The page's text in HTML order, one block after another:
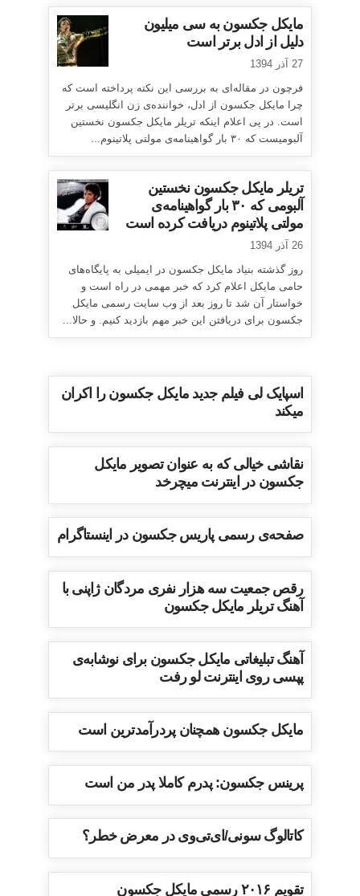
مایکل جکسون به سی میلیون
دلیل از ادل برتر است
27 آذر 1394
فرچون در مقاله‌ای به بررسی این نکته پرداخته است که
چرا مایکل جکسون از ادل، خواننده‌ی زن انگلیسی برتر
است. در پی اعلام اینکه تریلر مایکل جکسون نخستین
آلبومیست که ۳۰ بار گواهینامه‌ی مولتی پلاتینوم...
تریلر مایکل جکسون نخستین
آلبومی که ۳۰ بار گواهینامه‌ی
مولتی پلاتینوم دریافت کرده است
26 آذر 1394
روز گذشته بنیاد مایکل جکسون در ایمیلی به پایگاه‌های
حامی مایکل اعلام کرد که خبر مهمی در راه است و
خواستار آن شد تا روز بعد از وب سایت رسمی مایکل
جکسون برای دریافتن این خبر مهم بازدید کنیم. و حالا...
اسپایک لی فیلم جدید مایکل جکسون را اکران
میکند
نقاشی خیالی که به عنوان تصویر مایکل
جکسون در اینترنت میچرخد
صفحه‌ی رسمی پاریس جکسون در اینستاگرام
رقص جمعیت سه هزار نفری مردگان ژاپنی با
آهنگ تریلر مایکل جکسون
آهنگ تبلیغاتی مایکل جکسون برای نوشابه‌ی
پپسی روی اینترنت لو رفت
مایکل جکسون همچنان پردرآمدترین است
پرینس جکسون: پدرم کاملا پدر من است
کاتالوگ سونی/ای‌تی‌وی در معرض خطر؟
تقویم ۲۰۱۶ رسمی مایکل جکسون